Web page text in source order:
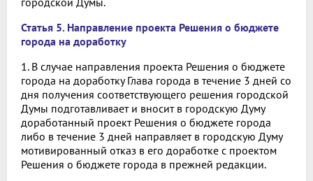
Статья 5. Направление проекта Решения о бюджете
города на доработку
1. В случае направления проекта Решения о бюджете
города на доработку Глава города в течение 3 дней со
дня получения соответствующего решения городской
Думы подготавливает и вносит в городскую Думу
доработанный проект Решения о бюджете города
либо в течение 3 дней направляет в городскую Думу
мотивированный отказ в его доработке с проектом
Решения о бюджете города в прежней редакции.